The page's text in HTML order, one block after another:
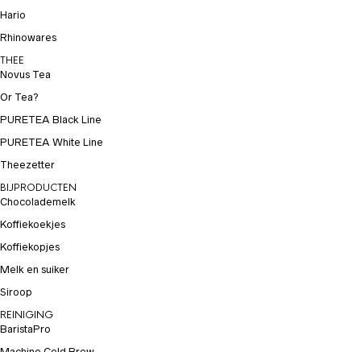
Hario
Rhinowares
THEE
Novus Tea
Or Tea?
PURETEA Black Line
PURETEA White Line
Theezetter
BIJPRODUCTEN
Chocolademelk
Koffiekoekjes
Koffiekopjes
Melk en suiker
Siroop
REINIGING
BaristaPro